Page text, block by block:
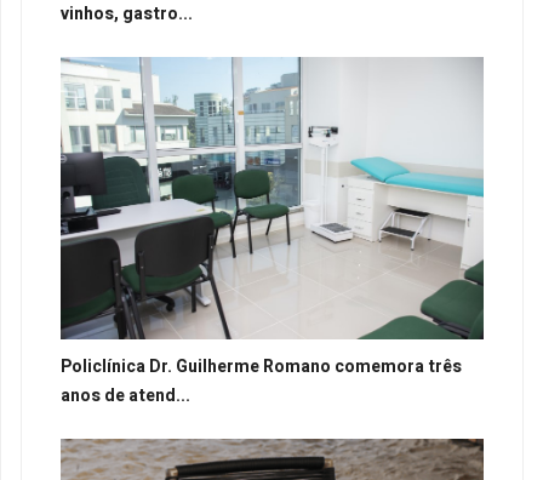
vinhos, gastro...
Policlínica Dr. Guilherme Romano comemora três
anos de atend...